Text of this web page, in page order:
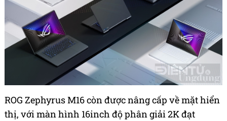
ROG Zephyrus M16 còn được nâng cấp về mặt hiển
thị, với màn hình 16inch độ phân giải 2K đạt